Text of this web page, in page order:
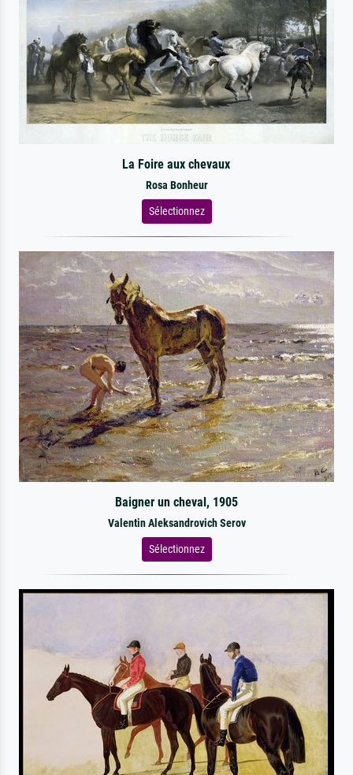
La Foire aux chevaux
Rosa Bonheur
Sélectionnez
Baigner un cheval, 1905
Valentin Aleksandrovich Serov
Sélectionnez